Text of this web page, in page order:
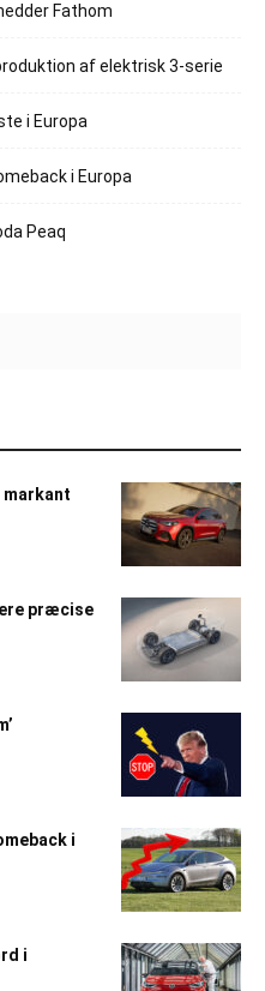
Fathom
af elektrisk 3-serie
i Europa
i Europa
Peaq
præcise
i
i